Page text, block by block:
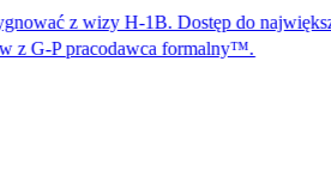
H-1B. Dostęp do największych
formalny™.​​